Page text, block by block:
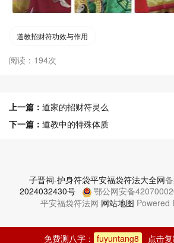
道教招财符功效与作用
阅读：194次
上一篇： 道家的招财符灵么
下一篇： 道教中的特殊体质
子晋祠-护身符袋平安福袋符法大全网
2024032430号
鄂公网安备
平安福袋符法网 网站地图 Powered
免费测八字： fuyuntang8 点击